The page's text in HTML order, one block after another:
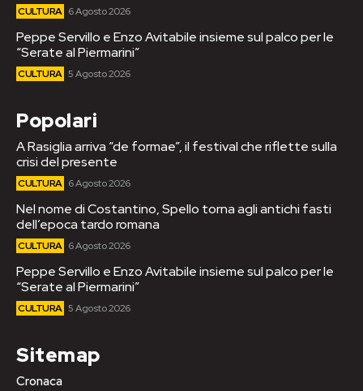
CULTURA 6 Agosto 2026
Peppe Servillo e Enzo Avitabile insieme sul palco per le
“Serate al Piermarini”
CULTURA 5 Agosto 2026
Popolari
A Rasiglia arriva “de formae”, il festival che riflette sulla
crisi del presente
CULTURA 6 Agosto 2026
Nel nome di Costantino, Spello torna agli antichi fasti
dell’epoca tardo romana
CULTURA 6 Agosto 2026
Peppe Servillo e Enzo Avitabile insieme sul palco per le
“Serate al Piermarini”
CULTURA 5 Agosto 2026
Sitemap
Cronaca